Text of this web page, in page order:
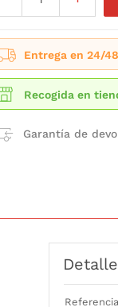
Entrega en 24/
Recogida en
Garantía de
Referencia